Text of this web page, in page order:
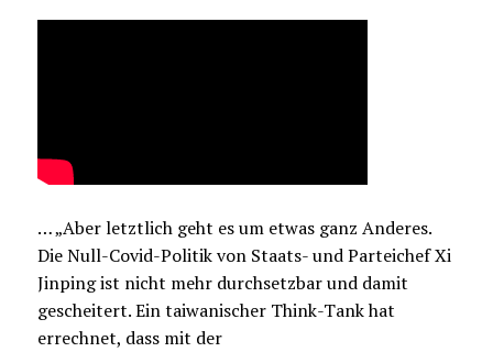
… „Aber letztlich geht es um etwas ganz Anderes.
Die Null-Covid-Politik von Staats- und Parteichef Xi
Jinping ist nicht mehr durchsetzbar und damit
gescheitert. Ein taiwanischer Think-Tank hat
errechnet, dass mit der